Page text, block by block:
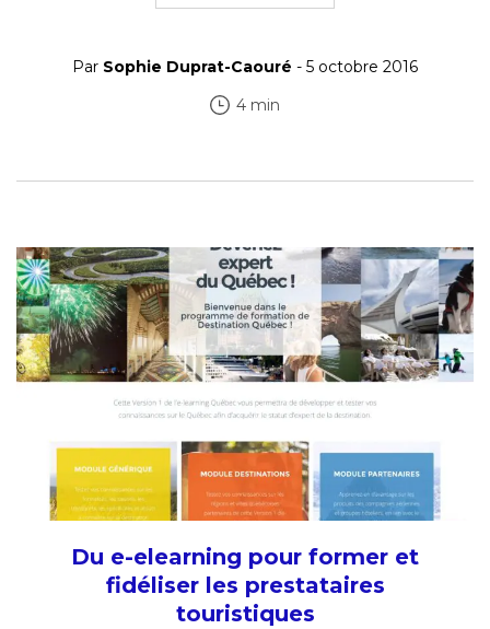
Par Sophie Duprat-Caouré - 5 octobre 2016
4 min
Du e-elearning pour former et
fidéliser les prestataires
touristiques